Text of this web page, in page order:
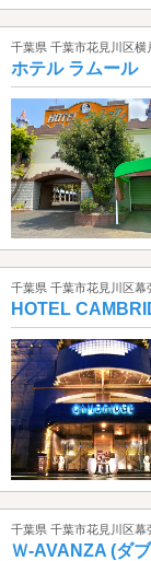
千葉県 千葉市花見川区横
ホテル ラムール
千葉県 千葉市花見川区幕
HOTEL
千葉県 千葉市花見川区幕
Ｗ-AVANZA (ダ